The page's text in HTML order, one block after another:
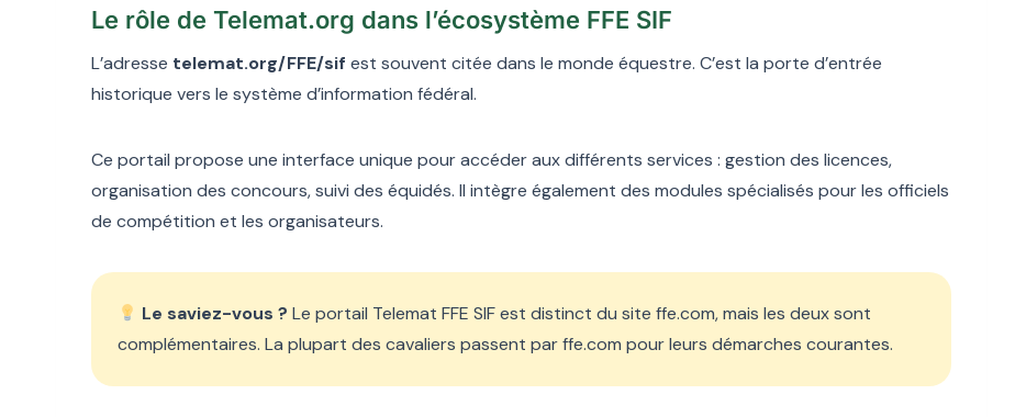
Le rôle de Telemat.org dans l’écosystème FFE SIF
L’adresse telemat.org/FFE/sif est souvent citée dans le monde équestre. C’est la porte d’entrée
historique vers le système d’information fédéral.
Ce portail propose une interface unique pour accéder aux différents services : gestion des licences,
organisation des concours, suivi des équidés. Il intègre également des modules spécialisés pour les officiels
de compétition et les organisateurs.
Le saviez-vous ? Le portail Telemat FFE SIF est distinct du site ffe.com, mais les deux sont
complémentaires. La plupart des cavaliers passent par ffe.com pour leurs démarches courantes.